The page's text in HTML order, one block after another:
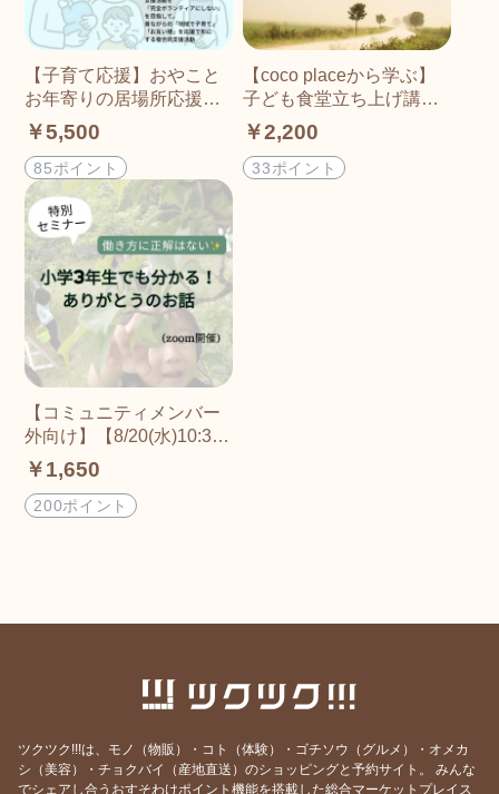
【子育て応援】おやこと
お年寄りの居場所応援チ
ケット(5000円)
￥5,500
85ポイント
【coco placeから学ぶ】
子ども食堂立ち上げ講座
(ミニ)
￥2,200
33ポイント
【コミュニティメンバー
外向け】【8/20(水)10:30
開催】働き方に正解はな
い！小学3年生でも分か
る！ありがとうのお話(約
￥1,650
200ポイント
ツクツク!!!は、モノ（物販）・コト（体験）・ゴチソウ（グルメ）・オメカ
シ（美容）・チョクバイ（産地直送）のショッピングと予約サイト。
みんな
でシェアし合うおすそわけポイント機能を搭載した総合マーケットプレイス